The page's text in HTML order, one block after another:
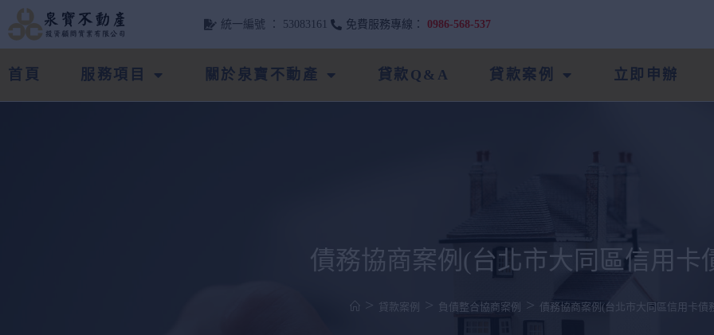
統一編號 ： 53083161 免費服務專線： 0986-568-537
首頁 服務項目 關於泉寶不動產 貸款Q&A 貸款案例 立即申辦
債務協商案例(台北市大同區信用卡
> 貸款案例 > 負債整合協商案例 > 債務協商案例(台北市大同區信用卡債